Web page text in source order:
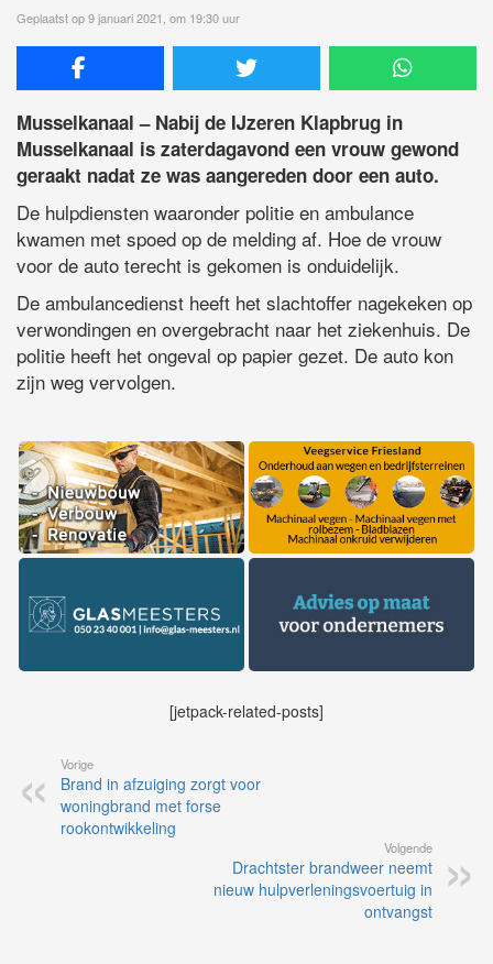
Geplaatst op 9 januari 2021, om 19:30 uur
Musselkanaal – Nabij de IJzeren Klapbrug in
Musselkanaal is zaterdagavond een vrouw gewond
geraakt nadat ze was aangereden door een auto.
De hulpdiensten waaronder politie en ambulance
kwamen met spoed op de melding af. Hoe de vrouw
voor de auto terecht is gekomen is onduidelijk.
De ambulancedienst heeft het slachtoffer nagekeken op
verwondingen en overgebracht naar het ziekenhuis. De
politie heeft het ongeval op papier gezet. De auto kon
zijn weg vervolgen.
[jetpack-related-posts]
Vorige
Brand in afzuiging zorgt voor
woningbrand met forse
rookontwikkeling
Volgende
Drachtster brandweer neemt
nieuw hulpverleningsvoertuig in
ontvangst